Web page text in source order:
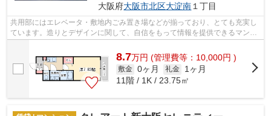
大阪府大阪市北区大淀南 １丁目
共用部にはエレベータ・敷地内ごみ置き場などが揃っており、とても充実し
ています。造りとデザインに関して、自信をもって情報を提供できるマンシ
ョンです。住環境がよく通風良好で日...
8.7万円 (管理費等：10,000円 )
敷金 0ヶ月 礼金
1ヶ月
11階 / 1K / 23.75㎡